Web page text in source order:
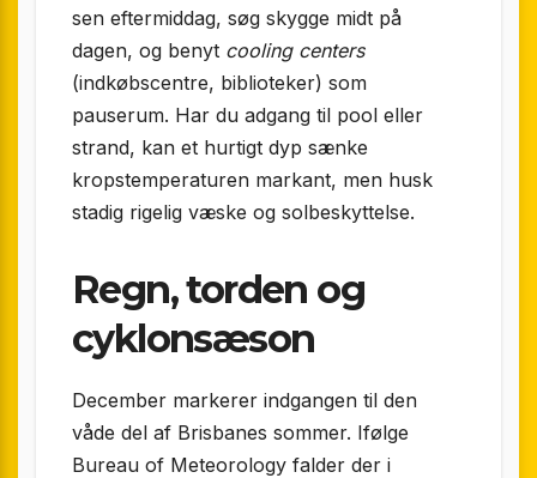
sen eftermiddag, søg skygge midt på
dagen, og benyt cooling centers
(indkøbscentre, biblioteker) som
pauserum. Har du adgang til pool eller
strand, kan et hurtigt dyp sænke
kropstemperaturen markant, men husk
stadig rigelig væske og solbeskyttelse.
Regn, torden og
cyklonsæson
December markerer indgangen til den
våde del af Brisbanes sommer. Ifølge
Bureau of Meteorology falder der i